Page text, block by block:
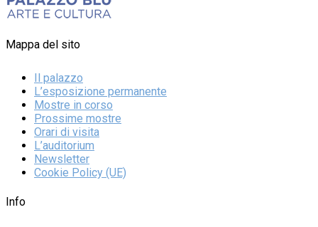
Mappa del sito
Il palazzo
L’esposizione permanente
Mostre in corso
Prossime mostre
Orari di visita
L’auditorium
Newsletter
Cookie Policy (UE)
Info